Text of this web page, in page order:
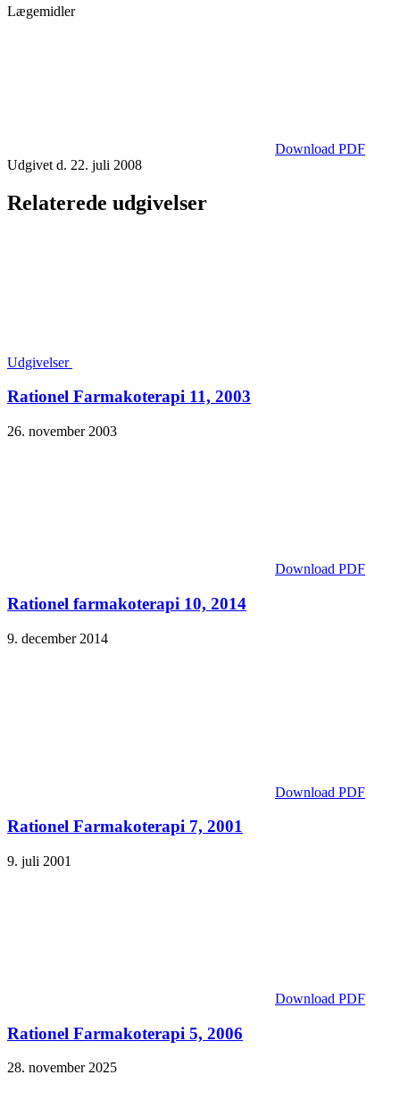
Lægemidler
Download PDF
Udgivet d. 22. juli 2008
Relaterede udgivelser
Udgivelser
Rationel Farmakoterapi 11, 2003
26. november 2003
Download PDF
Rationel farmakoterapi 10, 2014
9. december 2014
Download PDF
Rationel Farmakoterapi 7, 2001
9. juli 2001
Download PDF
Rationel Farmakoterapi 5, 2006
28. november 2025